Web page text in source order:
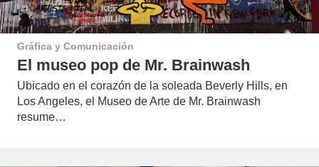
Gráfica y Comunicación
El museo pop de Mr. Brainwash
Ubicado en el corazón de la soleada Beverly Hills, en
Los Angeles, el Museo de Arte de Mr. Brainwash
resume…